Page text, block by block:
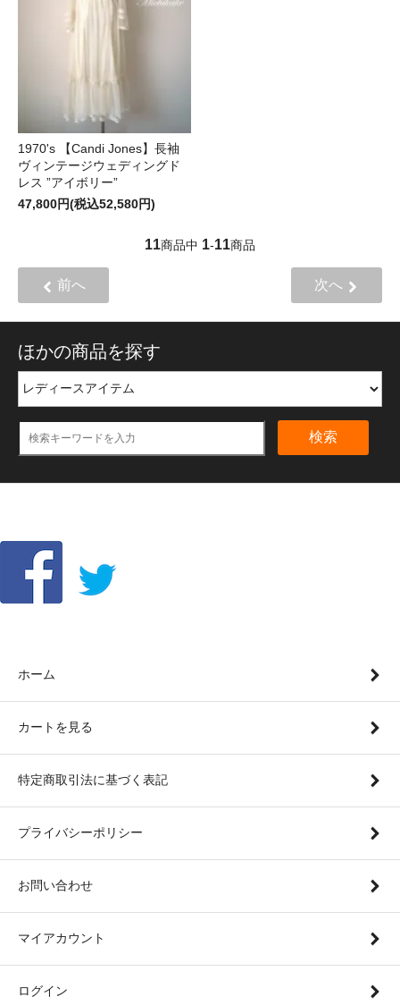
1970's 【Candi Jones】長袖
ヴィンテージウェディングド
レス ”アイボリー”
47,800円(税込52,580円)
11商品中 1-11商品
前へ 次へ
ほかの商品を探す
検索
ホーム
カートを見る
特定商取引法に基づく表記
プライバシーポリシー
お問い合わせ
マイアカウント
ログイン